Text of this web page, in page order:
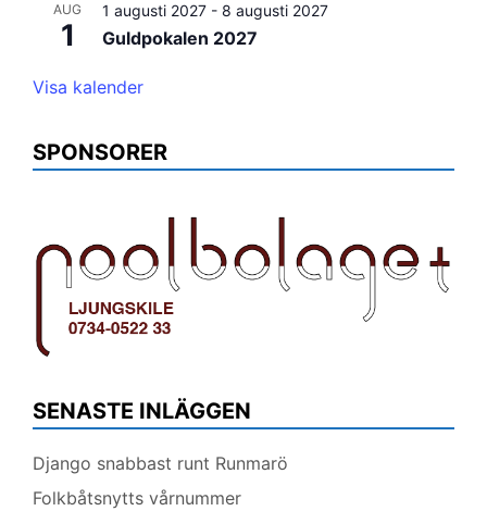
AUG
1
1 augusti 2027 - 8 augusti 2027
Guldpokalen 2027
Visa kalender
SPONSORER
SENASTE INLÄGGEN
Django snabbast runt Runmarö
Folkbåtsnytts vårnummer